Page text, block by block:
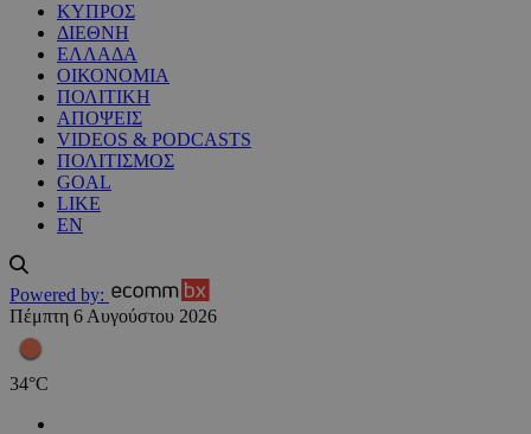
ΚΥΠΡΟΣ
ΔΙΕΘΝΗ
ΕΛΛΑΔΑ
ΟΙΚΟΝΟΜΙΑ
ΠΟΛΙΤΙΚΗ
ΑΠΟΨΕΙΣ
VIDEOS & PODCASTS
ΠΟΛΙΤΙΣΜΟΣ
GOAL
LIKE
EN
Powered by:
Πέμπτη 6 Αυγούστου 2026
34°C